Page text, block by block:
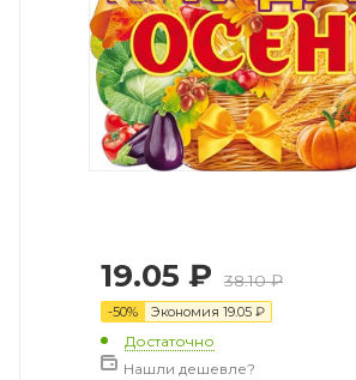
19.05 ₽ 38.10₽
-50% Экономия 19.05 ₽
Достаточно
Нашли дешевле?